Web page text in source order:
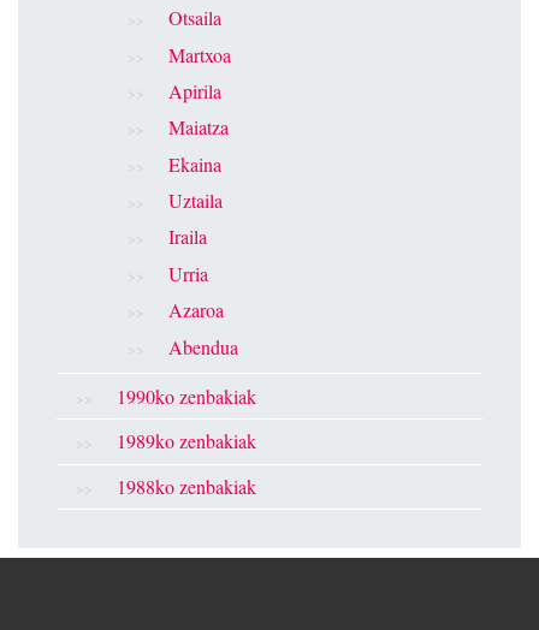
Otsaila
Martxoa
Apirila
Maiatza
Ekaina
Uztaila
Iraila
Urria
Azaroa
Abendua
1990ko zenbakiak
1989ko zenbakiak
1988ko zenbakiak